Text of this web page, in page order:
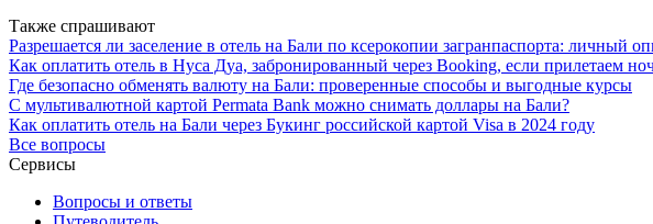
Также спрашивают
Разрешается ли заселение в отель на Бали по ксерокопии загранпаспорта: личный
Как оплатить отель в Нуса Дуа, забронированный через Booking, если прилетаем
Где безопасно обменять валюту на Бали: проверенные способы и выгодные курсы
С мультивалютной картой Permata Bank можно снимать доллары на Бали?
Как оплатить отель на Бали через Букинг российской картой Visa в 2024 году
Все вопросы
Сервисы
Вопросы и ответы